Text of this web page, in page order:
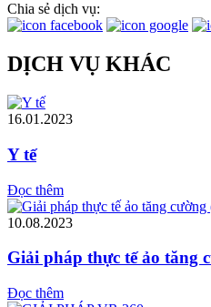
Chia sẻ dịch vụ:
DỊCH VỤ KHÁC
16.01.2023
Y tế
Đọc thêm
10.08.2023
Giải pháp thực tế ảo tăng
Đọc thêm